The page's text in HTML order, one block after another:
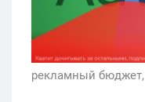
рекламный бюджет,